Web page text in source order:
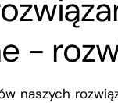
-
naszych